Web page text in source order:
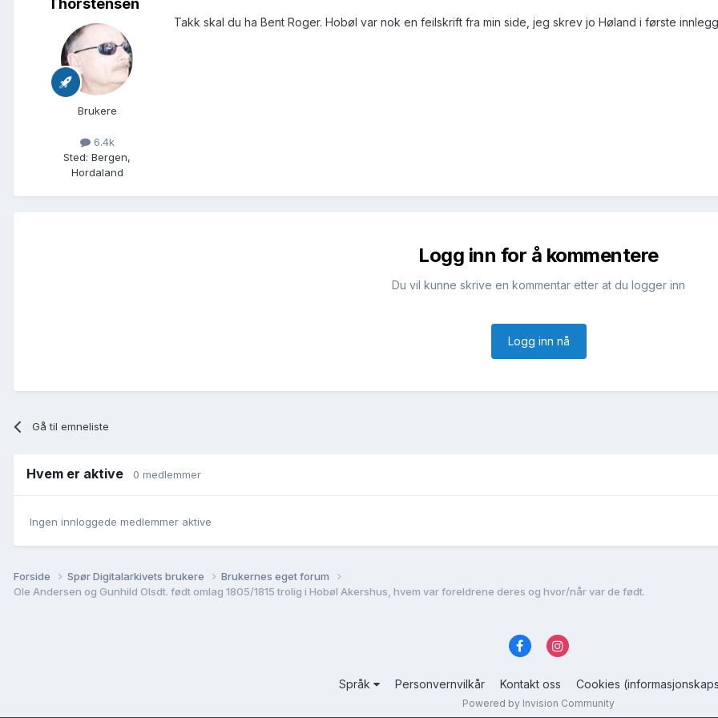
Thorstensen
Brukere
6.4k
Sted: Bergen,
Hordaland
Takk skal du ha Bent Roger. Hobøl var nok en feilskrift fra min side, jeg skrev jo Høland i første
Logg inn for å kommentere
Du vil kunne skrive en kommentar etter at du logger inn
Logg inn nå
Gå til emneliste
Hvem er aktive 0 medlemmer
Ingen innloggede medlemmer aktive
Forside Spør Digitalarkivets brukere
Brukernes eget forum
Ole Andersen og Gunhild Olsdt. født omlag 1805/1815 trolig i Hobøl Akershus, hvem var foreldrene deres og hvor/når var de født.
Språk Personvernvilkår Kontakt oss Cookies
Powered by Invision Community